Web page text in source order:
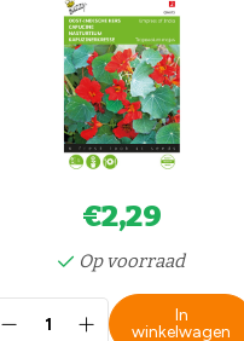
€2,29
Op voorraad
In
winkelwagen